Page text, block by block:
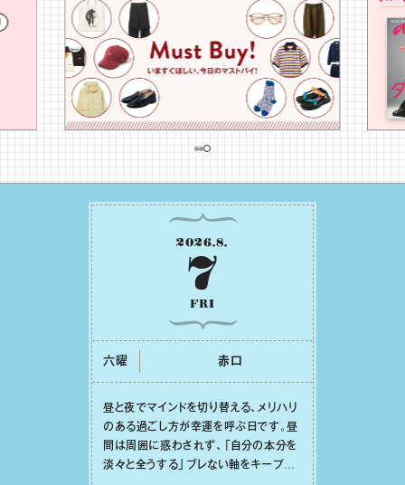
2026.8.
7
FRI
六曜 ⾚⼝
昼と夜でマインドを切り替える、メリハリ
のある過ごし⽅が幸運を呼ぶ⽇です。昼
間は周囲に惑わされず、「⾃分の本分を
淡々と全うする」ブレない軸をキープし